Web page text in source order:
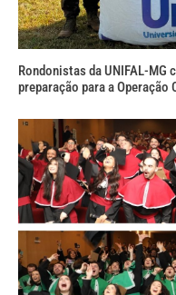
Rondonistas da UNIFAL-MG
preparação para a